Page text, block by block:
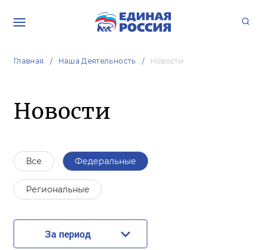
Главная Наша Деятельность Новости
Новости
Все Федеральные
Региональные
За период